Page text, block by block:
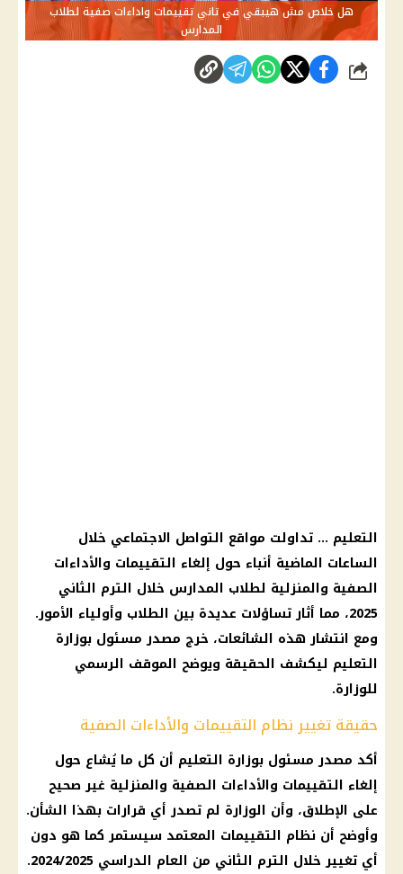
هل خلاص مش هيبقي في تاني تقييمات واداءات صفية لطلاب
المدارس
شارك
التعليم … تداولت مواقع التواصل الاجتماعي خلال
الساعات الماضية أنباء حول إلغاء التقييمات والأداءات
الصفية والمنزلية لطلاب المدارس خلال الترم الثاني
2025، مما أثار تساؤلات عديدة بين الطلاب وأولياء الأمور.
ومع انتشار هذه الشائعات، خرج مصدر مسئول بوزارة
التعليم ليكشف الحقيقة ويوضح الموقف الرسمي
للوزارة.
حقيقة تغيير نظام التقييمات والأداءات الصفية
أكد مصدر مسئول بوزارة التعليم أن كل ما يُشاع حول
إلغاء التقييمات والأداءات الصفية والمنزلية غير صحيح
على الإطلاق، وأن الوزارة لم تصدر أي قرارات بهذا الشأن.
وأوضح أن نظام التقييمات المعتمد سيستمر كما هو دون
أي تغيير خلال الترم الثاني من العام الدراسي 2024/2025.